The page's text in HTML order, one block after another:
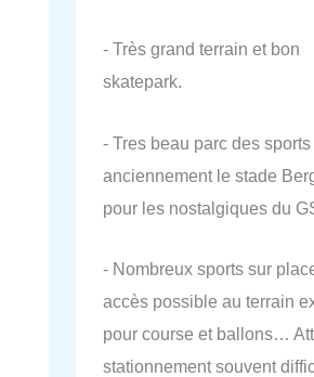
- Très grand terrain et bon
skatepark.
- Tres beau parc des sports
anciennement le stade
pour les nostalgiques du
- Nombreux sports sur
accès possible au terrain
pour course et ballons…
stationnement souvent